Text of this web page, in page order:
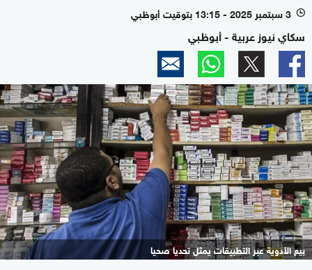
l 3 سبتمبر 2025 - 13:15 بتوقيت أبوظبي
سكاي نيوز عربية - أبوظبي
بيع الأدوية عبر التطبيقات يمثل تحديا صحيا